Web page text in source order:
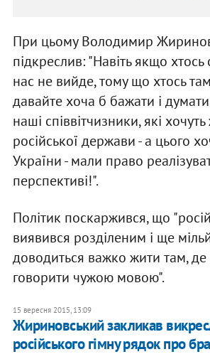
При цьому Володимир
підкреслив: "Навіть якщо
нас не вийде, тому що хтось
давайте хоча б бажати і
наші співвітчизники, які
російської держави - а цього
України - мали право
перспективі!".
Політик поскаржився, що
виявився розділеним і ще
доводиться важко жити там, де
говорити чужою мовою".
15 вересня 2015, 13:09
Жириновський закликав
російського гімну рядок про